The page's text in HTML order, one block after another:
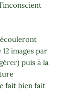
images par
puis à la
fait bien fait